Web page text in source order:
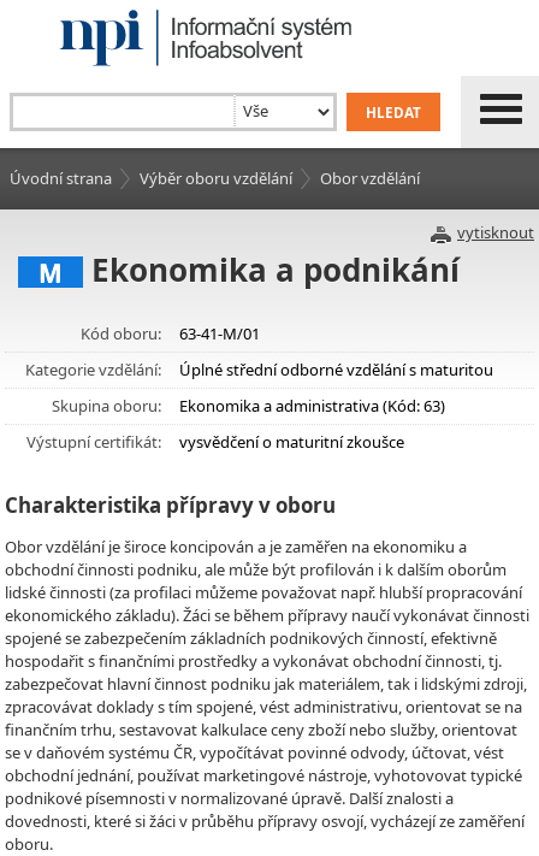
Úvodní strana Výběr oboru vzdělání Obor vzdělání
vytisknout
M Ekonomika a podnikání
Kód oboru:
63-41-M/01
Kategorie vzdělání:
Úplné střední odborné vzdělání s maturitou
Skupina oboru:
Ekonomika a administrativa (Kód: 63)
Výstupní certifikát:
vysvědčení o maturitní zkoušce
Charakteristika přípravy v oboru
Obor vzdělání je široce koncipován a je zaměřen na ekonomiku a
obchodní činnosti podniku, ale může být profilován i k dalším oborům
lidské činnosti (za profilaci můžeme považovat např. hlubší propracování
ekonomického základu). Žáci se během přípravy naučí vykonávat činnosti
spojené se zabezpečením základních podnikových činností, efektivně
hospodařit s finančními prostředky a vykonávat obchodní činnosti, tj.
zabezpečovat hlavní činnost podniku jak materiálem, tak i lidskými zdroji,
zpracovávat doklady s tím spojené, vést administrativu, orientovat se na
finančním trhu, sestavovat kalkulace ceny zboží nebo služby, orientovat
se v daňovém systému ČR, vypočítávat povinné odvody, účtovat, vést
obchodní jednání, používat marketingové nástroje, vyhotovovat typické
podnikové písemnosti v normalizované úpravě. Další znalosti a
dovednosti, které si žáci v průběhu přípravy osvojí, vycházejí ze zaměření
oboru.